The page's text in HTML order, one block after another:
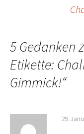
5 Gedanken
Etikette:
Gimmick!“
29.